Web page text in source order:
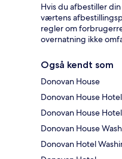
Hvis du afbestiller
værtens
regler om
overnatning ikke
Også kendt som
Donovan House
Donovan House Hotel
Donovan House
Donovan House
Donovan Hotel